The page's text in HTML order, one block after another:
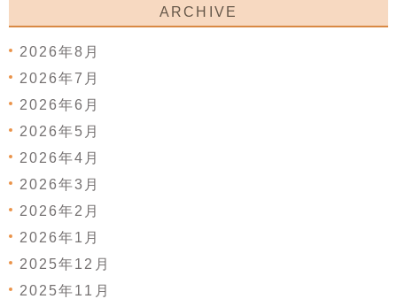
ARCHIVE
2026年8月
2026年7月
2026年6月
2026年5月
2026年4月
2026年3月
2026年2月
2026年1月
2025年12月
2025年11月